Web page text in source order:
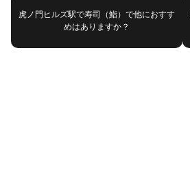
虎ノ門ヒルズ駅で寿司（鮨）で他におすす
めはありますか？